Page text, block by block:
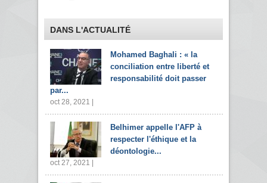
DANS L'ACTUALITÉ
Mohamed Baghali : « la
conciliation entre liberté et
responsabilité doit passer
par...
oct 28, 2021 |
Belhimer appelle l'AFP à
respecter l'éthique et la
déontologie...
oct 27, 2021 |